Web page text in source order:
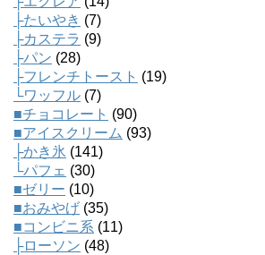
├たいやき (7)
├カステラ (9)
├パン (28)
├フレンチトースト (19)
└ワッフル (7)
■チョコレート (90)
■アイスクリーム (93)
├かき氷 (141)
└パフェ (30)
■ゼリー (10)
■おみやげ (35)
■コンビニ系 (11)
├ローソン (48)